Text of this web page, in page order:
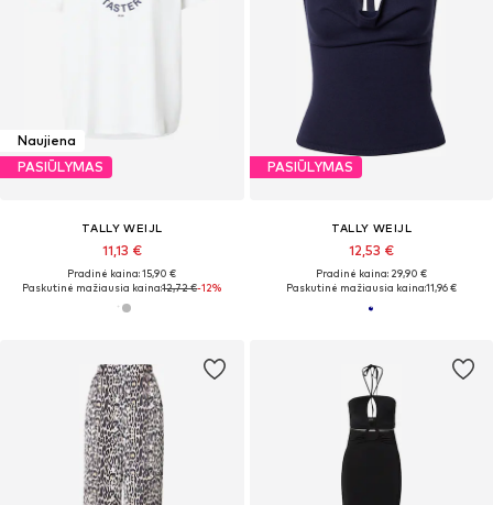
Naujiena
PASIŪLYMAS
TALLY WEIJL
11,13 €
Pradinė kaina: 15,90 €
Paskutinė mažiausia kaina:12,72 €-12%
PASIŪLYMAS
TALLY WEIJL
12,53 €
Pradinė kaina: 29,90 €
Paskutinė mažiausia kaina:11,96 €